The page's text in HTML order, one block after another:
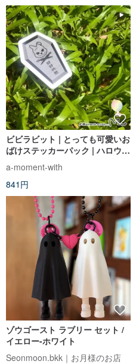
ビビラビット | とっても可愛いお
ばけステッカーパック | ハロウィ
a-moment-with
841円
ゾウゴースト ラブリー セット /
イエロー-ホワイト
Seonmoon.bkk｜お月様のお店